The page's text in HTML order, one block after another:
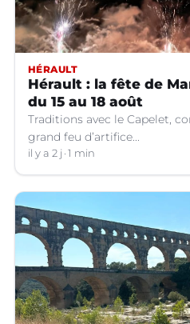
HÉRAULT
Hérault : la fête de
du 15 au 18 août
Traditions avec le Capelet,
grand feu d’artifice...
il y a 2 j 1 min